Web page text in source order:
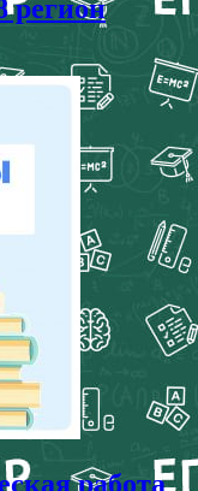
регион
работа